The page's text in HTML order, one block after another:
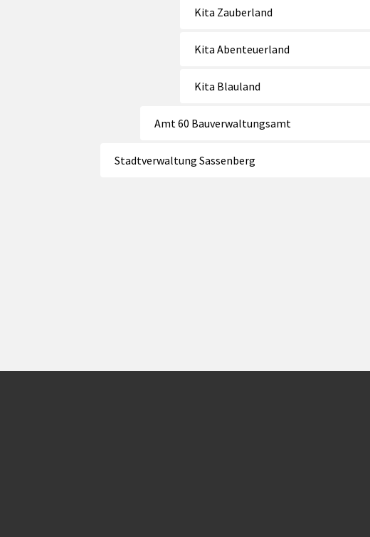
Kita Zauberland
Kita Abenteuerland
Kita Blauland
Amt 60 Bauverwaltungsamt
Stadtverwaltung Sassenberg